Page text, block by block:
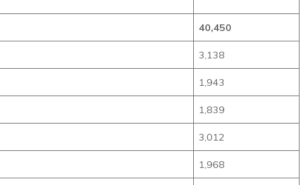
40,450
3,138
1,943
1,839
3,012
1,968